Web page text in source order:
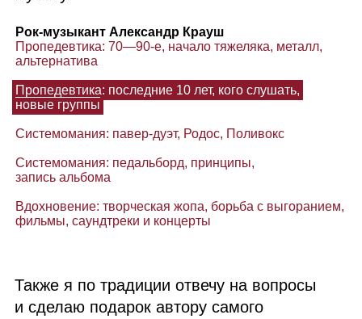
Рок‑музыкант Александр Крауш
Пропедевтика: 70⁠—90‑е, начало тяжеляка, металл,
альтернатива
Пропедевтика: последние 10 лет, кого слушать,
новые группы
Системомания: павер‑дуэт, Родос, Поливокс
Системомания: педальборд, принципы,
запись альбома
Вдохновение: творческая жопа, борьба с выгоранием,
фильмы, саундтреки и концерты
Также я по традиции отвечу на вопросы
и сделаю подарок автору самого